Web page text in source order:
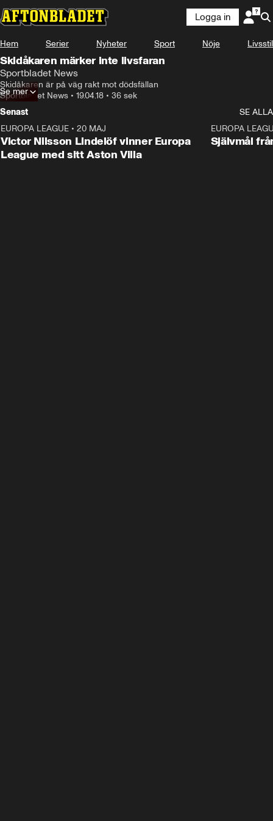
Logga in
Hem Serier Nyheter Sport Nöje Livsstil
Skidåkaren märker inte livsfaran
Sportbladet News
Skidåkaren är på väg rakt mot dödsfällan
Sportbladet News • 19.04.18 • 36 sek
Se mer
Senast
SE ALLA
EUROPA LEAGUE • 20 MAJ
Victor Nilsson Lindelöf vinner Europa
League med sitt Aston Villa
EUROPA
Självmål